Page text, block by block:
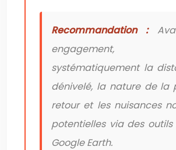
Recommandation :
engagement,
systématiquement la
dénivelé, la nature de la
retour et les nuisances
potentielles via des
Google Earth.